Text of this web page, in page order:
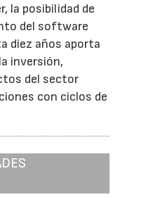
la posibilidad de
del software
diez años aporta
inversión,
del sector
con ciclos de